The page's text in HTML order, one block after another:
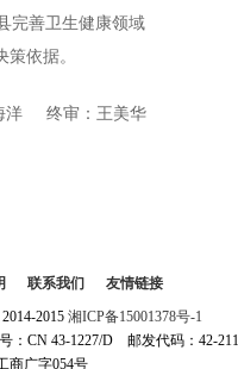
完善卫生健康领域
依据。
洋 终审：王美华
联系我们
友情链接
2015 湘ICP备15001378号-1
：CN 43-1227/D 邮发代码：42-211
商广字054号